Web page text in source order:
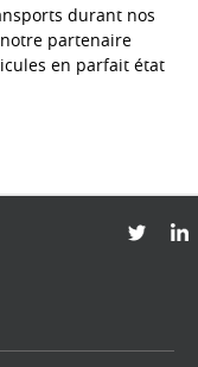
durant nos
partenaire
en parfait état